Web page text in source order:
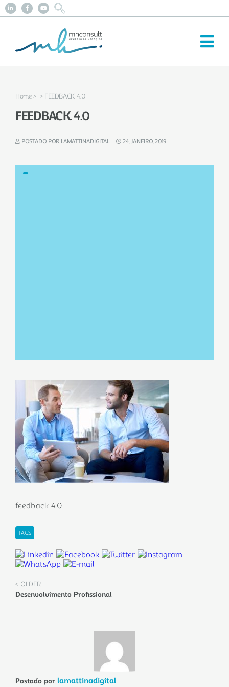
Home> > FEEDBACK 4.0
FEEDBACK 4.0
POSTADO POR LAMATTINADIGITAL 24, JANEIRO, 2019
feedback 4.0
TAGS
< OLDER
Desenvolvimento Profissional
Postado por lamattinadigital